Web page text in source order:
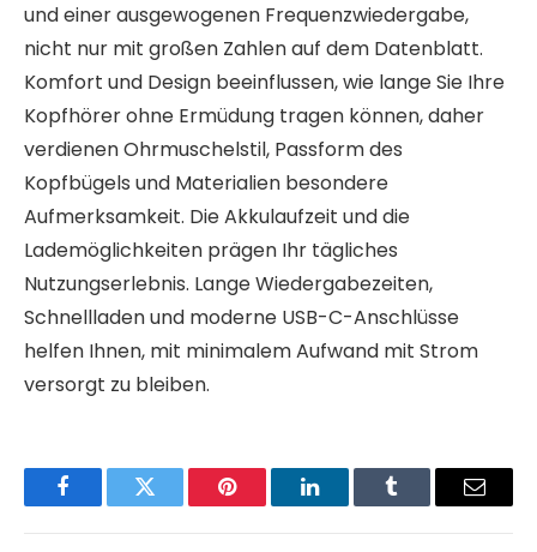
und einer ausgewogenen Frequenzwiedergabe,
nicht nur mit großen Zahlen auf dem Datenblatt.
Komfort und Design beeinflussen, wie lange Sie Ihre
Kopfhörer ohne Ermüdung tragen können, daher
verdienen Ohrmuschelstil, Passform des
Kopfbügels und Materialien besondere
Aufmerksamkeit. Die Akkulaufzeit und die
Lademöglichkeiten prägen Ihr tägliches
Nutzungserlebnis. Lange Wiedergabezeiten,
Schnellladen und moderne USB-C-Anschlüsse
helfen Ihnen, mit minimalem Aufwand mit Strom
versorgt zu bleiben.
FacebookTwitter Pinterest LinkedInTumblr Email